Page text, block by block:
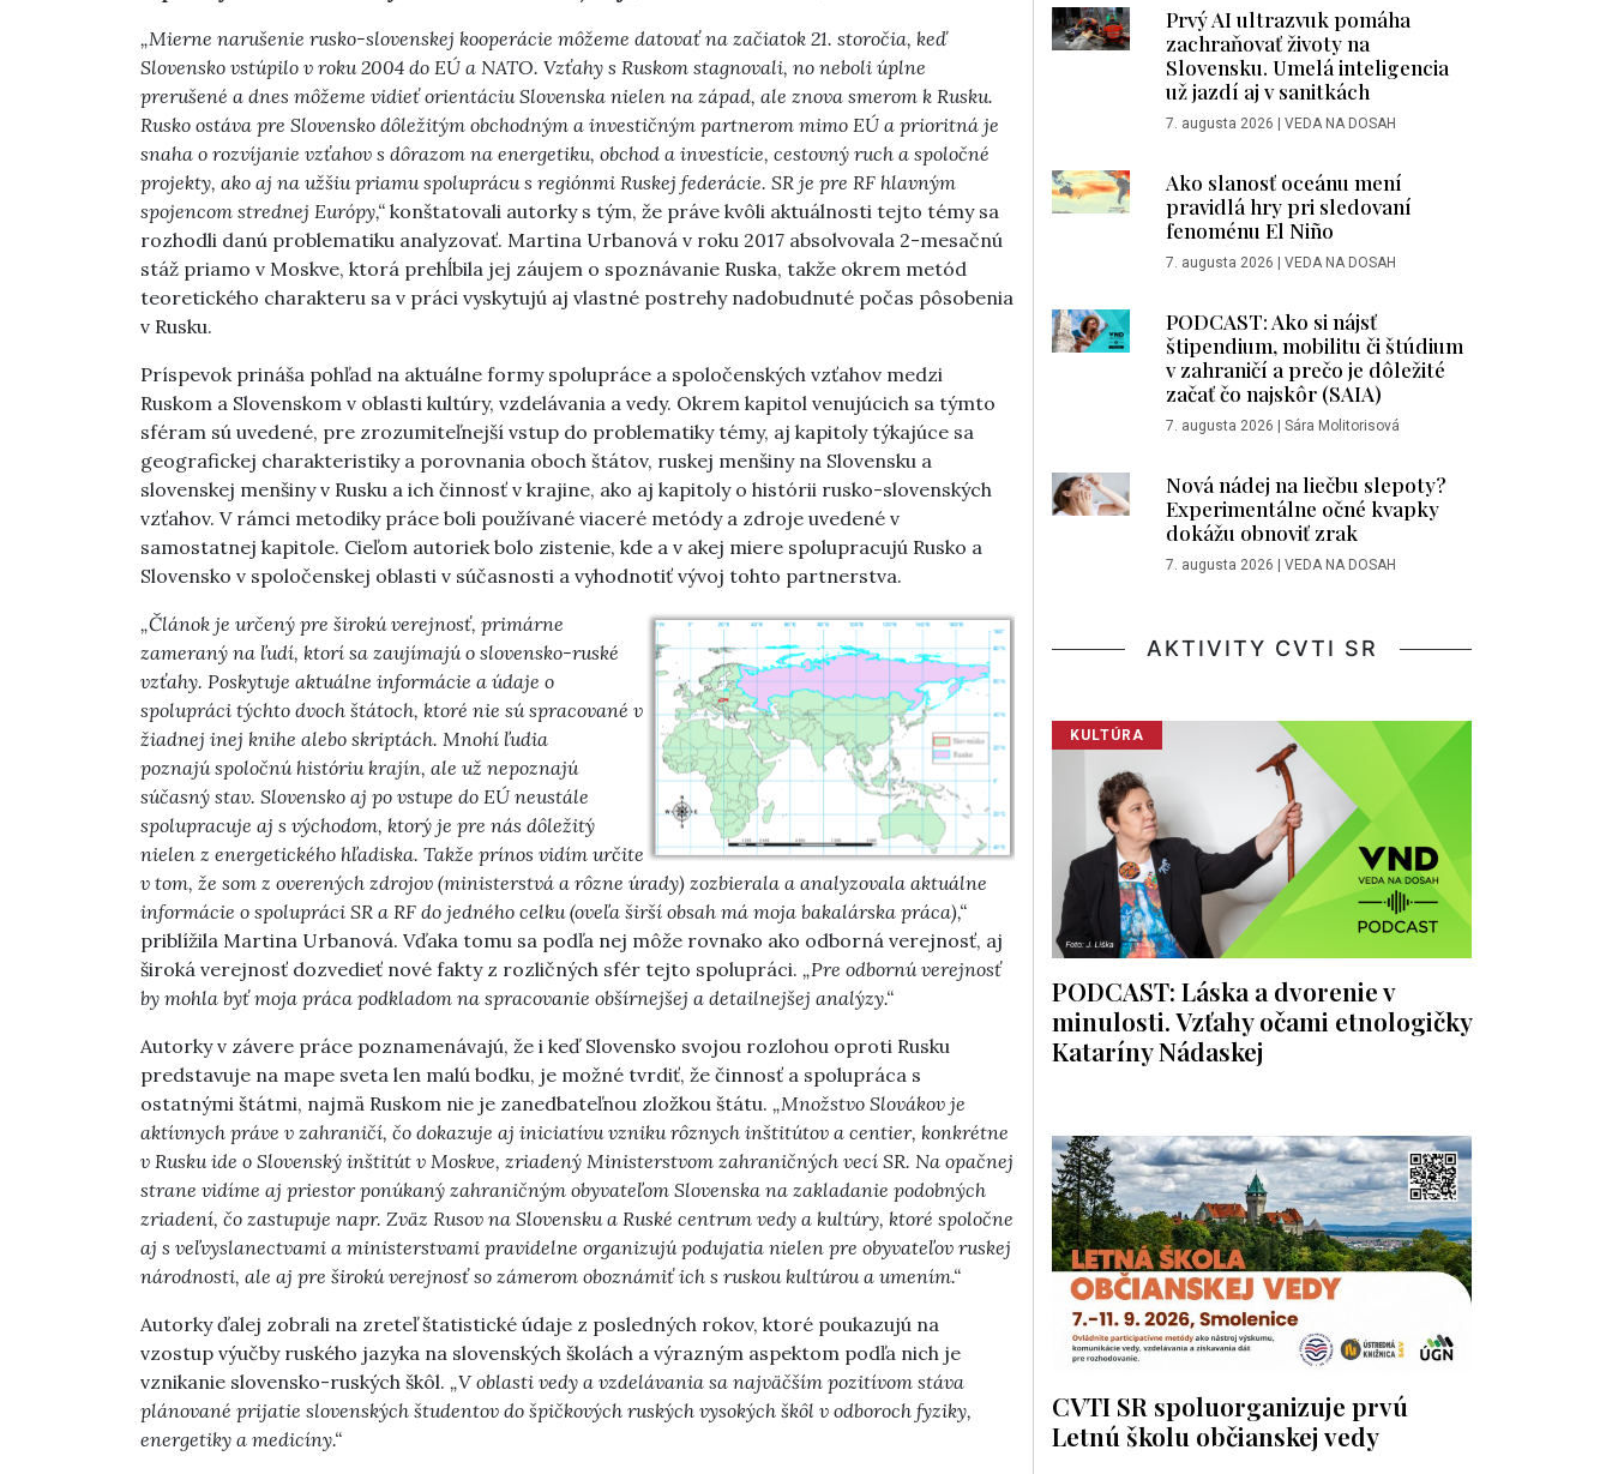
„Mierne narušenie rusko-slovenskej kooperácie môžeme datovať na začiatok 21. storočia, keď
Slovensko vstúpilo v roku 2004 do EÚ a NATO. Vzťahy s Ruskom stagnovali, no neboli úplne
prerušené a dnes môžeme vidieť orientáciu Slovenska nielen na západ, ale znova smerom k Rusku.
Rusko ostáva pre Slovensko dôležitým obchodným a investičným partnerom mimo EÚ a prioritná je
snaha o rozvíjanie vzťahov s dôrazom na energetiku, obchod a investície, cestovný ruch a spoločné
projekty, ako aj na užšiu priamu spoluprácu s regiónmi Ruskej federácie. SR je pre RF hlavným
spojencom strednej Európy,“ konštatovali autorky s tým, že práve kvôli aktuálnosti tejto témy sa
rozhodli danú problematiku analyzovať. Martina Urbanová v roku 2017 absolvovala 2-mesačnú
stáž priamo v Moskve, ktorá prehĺbila jej záujem o spoznávanie Ruska, takže okrem metód
teoretického charakteru sa v práci vyskytujú aj vlastné postrehy nadobudnuté počas pôsobenia
v Rusku.
Príspevok prináša pohľad na aktuálne formy spolupráce a spoločenských vzťahov medzi
Ruskom a Slovenskom v oblasti kultúry, vzdelávania a vedy. Okrem kapitol venujúcich sa týmto
sféram sú uvedené, pre zrozumiteľnejší vstup do problematiky témy, aj kapitoly týkajúce sa
geografickej charakteristiky a porovnania oboch štátov, ruskej menšiny na Slovensku a
slovenskej menšiny v Rusku a ich činnosť v krajine, ako aj kapitoly o histórii rusko-slovenských
vzťahov. V rámci metodiky práce boli používané viaceré metódy a zdroje uvedené v
samostatnej kapitole. Cieľom autoriek bolo zistenie, kde a v akej miere spolupracujú Rusko a
Slovensko v spoločenskej oblasti v súčasnosti a vyhodnotiť vývoj tohto partnerstva.
„Článok je určený pre širokú verejnosť, primárne
zameraný na ľudí, ktorí sa zaujímajú o slovensko-ruské
vzťahy. Poskytuje aktuálne informácie a údaje o
spolupráci týchto dvoch štátoch, ktoré nie sú spracované v
žiadnej inej knihe alebo skriptách. Mnohí ľudia
poznajú spoločnú históriu krajín, ale už nepoznajú
súčasný stav. Slovensko aj po vstupe do EÚ neustále
spolupracuje aj s východom, ktorý je pre nás dôležitý
nielen z energetického hľadiska. Takže prínos vidím určite
v tom, že som z overených zdrojov (ministerstvá a rôzne úrady) zozbierala a analyzovala aktuálne
informácie o spolupráci SR a RF do jedného celku (oveľa širší obsah má moja bakalárska práca),“
priblížila Martina Urbanová. Vďaka tomu sa podľa nej môže rovnako ako odborná verejnosť, aj
široká verejnosť dozvedieť nové fakty z rozličných sfér tejto spolupráci. „Pre odbornú verejnosť
by mohla byť moja práca podkladom na spracovanie obšírnejšej a detailnejšej analýzy.“
Autorky v závere práce poznamenávajú, že i keď Slovensko svojou rozlohou oproti Rusku
predstavuje na mape sveta len malú bodku, je možné tvrdiť, že činnosť a spolupráca s
ostatnými štátmi, najmä Ruskom nie je zanedbateľnou zložkou štátu. „Množstvo Slovákov je
aktívnych práve v zahraničí, čo dokazuje aj iniciatívu vzniku rôznych inštitútov a centier, konkrétne
v Rusku ide o Slovenský inštitút v Moskve, zriadený Ministerstvom zahraničných vecí SR. Na opačnej
strane vidíme aj priestor ponúkaný zahraničným obyvateľom Slovenska na zakladanie podobných
zriadení, čo zastupuje napr. Zväz Rusov na Slovensku a Ruské centrum vedy a kultúry, ktoré spoločne
aj s veľvyslanectvami a ministerstvami pravidelne organizujú podujatia nielen pre obyvateľov ruskej
národnosti, ale aj pre širokú verejnosť so zámerom oboznámiť ich s ruskou kultúrou a umením.“
Autorky ďalej zobrali na zreteľ štatistické údaje z posledných rokov, ktoré poukazujú na
vzostup výučby ruského jazyka na slovenských školách a výrazným aspektom podľa nich je
vznikanie slovensko-ruských škôl. „V oblasti vedy a vzdelávania sa najväčším pozitívom stáva
plánované prijatie slovenských študentov do špičkových ruských vysokých škôl v odboroch fyziky,
energetiky a medicíny.“
Prvý AI ultrazvuk pomáha
zachraňovať životy na
Slovensku. Umelá inteligencia
už jazdí aj v sanitkách
7. augusta 2026 | VEDA NA DOSAH
Ako slanosť oceánu mení
pravidlá hry pri sledovaní
fenoménu El Niño
7. augusta 2026 | VEDA NA DOSAH
PODCAST: Ako si nájsť
štipendium, mobilitu či štúdium
v zahraničí a prečo je dôležité
začať čo najskôr (SAIA)
7. augusta 2026 | Sára Molitorisová
Nová nádej na liečbu slepoty?
Experimentálne očné kvapky
dokážu obnoviť zrak
7. augusta 2026 | VEDA NA DOSAH
AKTIVITY CVTI SR
KULTÚRA
PODCAST: Láska a dvorenie v
minulosti. Vzťahy očami etnologičky
Kataríny Nádaskej
CVTI SR spoluorganizuje prvú
Letnú školu občianskej vedy